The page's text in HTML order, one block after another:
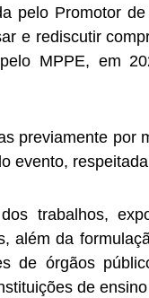
pelo Promotor
e rediscutir
MPPE, em
previamente por
evento,
trabalhos,
além da
de órgãos
de